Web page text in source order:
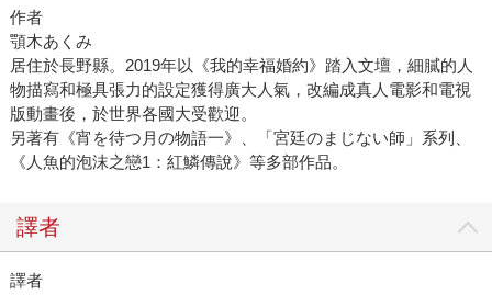
作者
顎木あくみ
居住於長野縣。2019年以《我的幸福婚約》踏入文壇，細膩的人
物描寫和極具張力的設定獲得廣大人氣，改編成真人電影和電視
版動畫後，於世界各國大受歡迎。
另著有《宵を待つ月の物語一》、「宮廷のまじない師」系列、
《人魚的泡沫之戀1：紅鱗傳說》等多部作品。
譯者
譯者